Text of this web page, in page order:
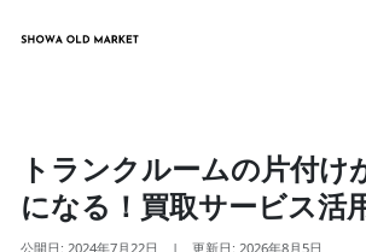
トランクルームの片付け
になる！買取サービス活
公開日: 2024年7月22日 | 更新日: 2026年8月5日